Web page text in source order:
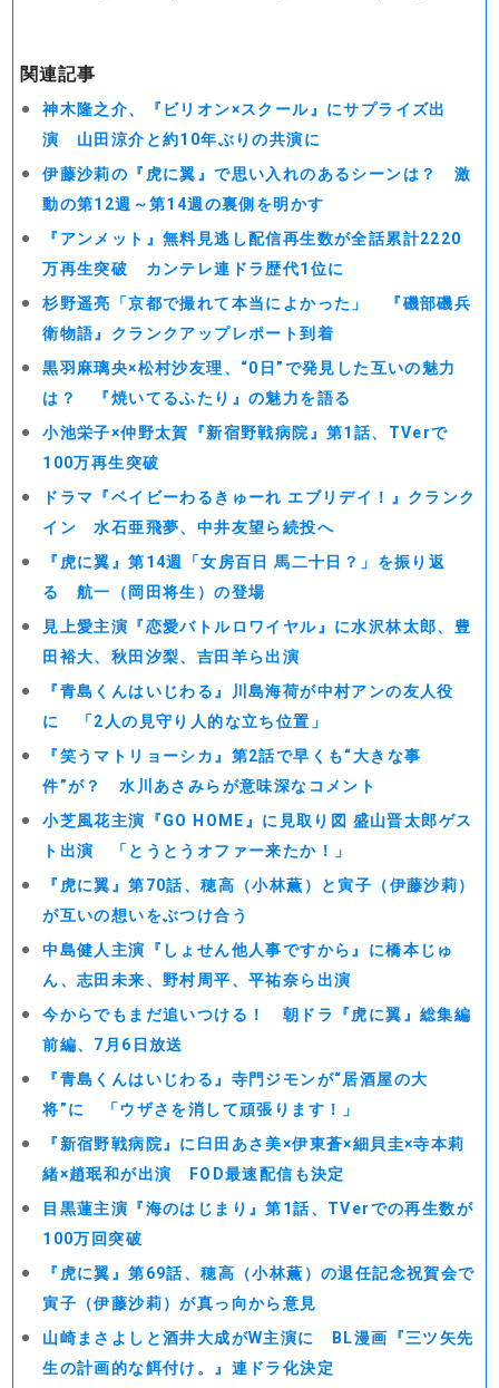
関連記事
神木隆之介、『ビリオン×スクール』にサプライズ出
演 山田涼介と約10年ぶりの共演に
伊藤沙莉の『虎に翼』で思い入れのあるシーンは？ 激
動の第12週～第14週の裏側を明かす
『アンメット』無料見逃し配信再生数が全話累計2220
万再生突破 カンテレ連ドラ歴代1位に
杉野遥亮「京都で撮れて本当によかった」 『磯部磯兵
衛物語』クランクアップレポート到着
黒羽麻璃央×松村沙友理、“0日”で発見した互いの魅力
は？ 『焼いてるふたり』の魅力を語る
小池栄子×仲野太賀『新宿野戦病院』第1話、TVerで
100万再生突破
ドラマ『ベイビーわるきゅーれ エブリデイ！』クランク
イン 水石亜飛夢、中井友望ら続投へ
『虎に翼』第14週「女房百日 馬二十日？」を振り返
る 航一（岡田将生）の登場
見上愛主演『恋愛バトルロワイヤル』に水沢林太郎、豊
田裕大、秋田汐梨、吉田羊ら出演
『青島くんはいじわる』川島海荷が中村アンの友人役
に 「2人の見守り人的な立ち位置」
『笑うマトリョーシカ』第2話で早くも“大きな事
件”が？ 水川あさみらが意味深なコメント
小芝風花主演『GO HOME』に見取り図 盛山晋太郎ゲス
ト出演 「とうとうオファー来たか！」
『虎に翼』第70話、穂高（小林薫）と寅子（伊藤沙莉）
が互いの想いをぶつけ合う
中島健人主演『しょせん他人事ですから』に橋本じゅ
ん、志田未来、野村周平、平祐奈ら出演
今からでもまだ追いつける！ 朝ドラ『虎に翼』総集編
前編、7月6日放送
『青島くんはいじわる』寺門ジモンが“居酒屋の大
将”に 「ウザさを消して頑張ります！」
『新宿野戦病院』に臼田あさ美×伊東蒼×細貝圭×寺本莉
緒×趙珉和が出演 FOD最速配信も決定
目黒蓮主演『海のはじまり』第1話、TVerでの再生数が
100万回突破
『虎に翼』第69話、穂高（小林薫）の退任記念祝賀会で
寅子（伊藤沙莉）が真っ向から意見
山崎まさよしと酒井大成がW主演に BL漫画『三ツ矢先
生の計画的な餌付け。』連ドラ化決定